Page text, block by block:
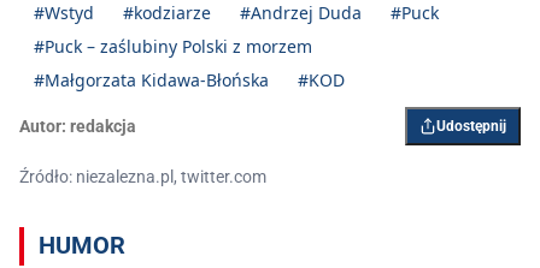
#Wstyd #kodziarze #Andrzej Duda
#Puck
#Puck – zaślubiny Polski z morzem
#Małgorzata Kidawa-Błońska
#KOD
Autor: redakcja Udostępnij
Źródło: niezalezna.pl, twitter.com
HUMOR